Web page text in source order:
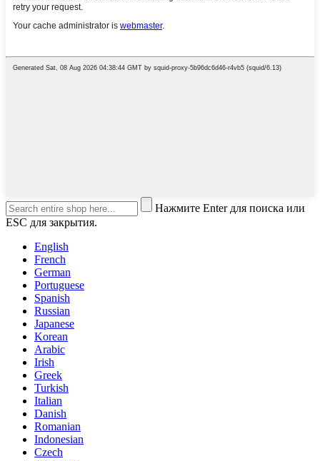
Нажмите Enter для поиска или
ESC для закрытия.
English
French
German
Portuguese
Spanish
Russian
Japanese
Korean
Arabic
Irish
Greek
Turkish
Italian
Danish
Romanian
Indonesian
Czech